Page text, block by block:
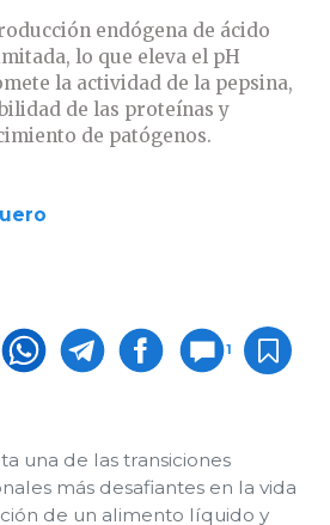
endógena de ácido
lo que eleva el pH
la actividad de la pepsina,
de las proteínas y
de patógenos.
1
una de las transiciones
más desafiantes en la vida
de un alimento líquido y